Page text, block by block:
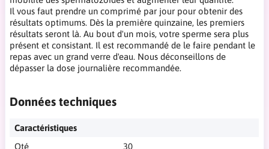
Il vous faut prendre un comprimé par jour pour obtenir des
résultats optimums. Dès la première quinzaine, les premiers
résultats seront là. Au bout d'un mois, votre sperme sera plus
présent et consistant. Il est recommandé de le faire pendant le
repas avec un grand verre d'eau. Nous déconseillons de
dépasser la dose journalière recommandée.
Données techniques
Caractéristiques
Qté
30